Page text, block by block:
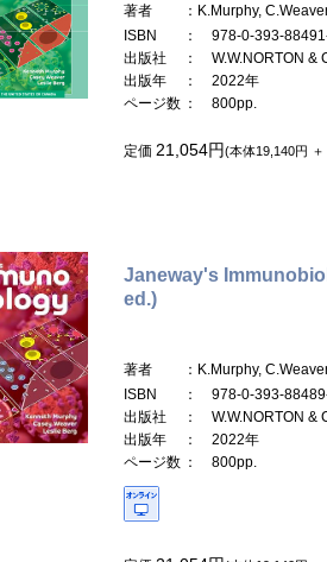
著者
：K.Murphy,
ISBN
： 978-0-393-
出版社
： W.W.NORTON &
出版年
： 2022年
ページ数 ： 800pp.
定価 21,054円(本体19,140円 ＋
Janeway's
ed.)
著者
：K.Murphy,
ISBN
： 978-0-393-
出版社
： W.W.NORTON &
出版年
： 2022年
ページ数 ： 800pp.